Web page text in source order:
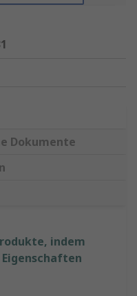
Dokumente
indem